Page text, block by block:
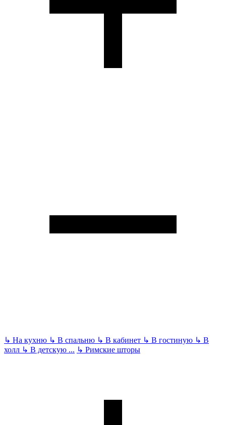
↳ На кухню ↳ В спальню ↳ В кабинет ↳ В гостиную ↳ В
холл ↳ В детскую ... ↳ Римские шторы